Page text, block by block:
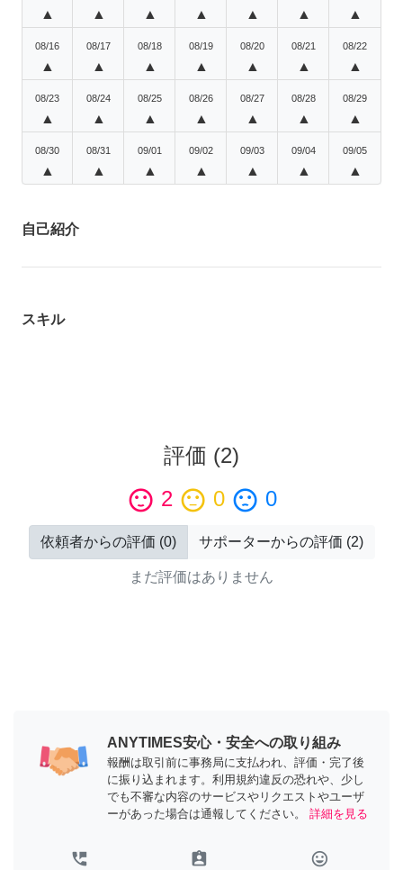
▲ ▲ ▲ ▲ ▲ ▲ ▲
08/16
▲
08/17
▲
08/18
▲
08/19
▲
08/20
▲
08/21
▲
08/22
▲
08/23
▲
08/24
▲
08/25
▲
08/26
▲
08/27
▲
08/28
▲
08/29
▲
08/30
▲
08/31
▲
09/01
▲
09/02
▲
09/03
▲
09/04
▲
09/05
▲
自己紹介
スキル
評価 (2)
sentiment_satisfied 2 sentiment_neutral 0 sentiment_dissatisfied 0
依頼者からの評価 (0) サポーターからの評価 (2)
まだ評価はありません
ANYTIMES安心・安全への取り組み
報酬は取引前に事務局に支払われ、評価・完了後
に振り込まれます。利用規約違反の恐れや、少し
でも不審な内容のサービスやリクエストやユーザ
ーがあった場合は通報してください。
詳細を見る
perm_phone_msg assignment_ind tag_faces